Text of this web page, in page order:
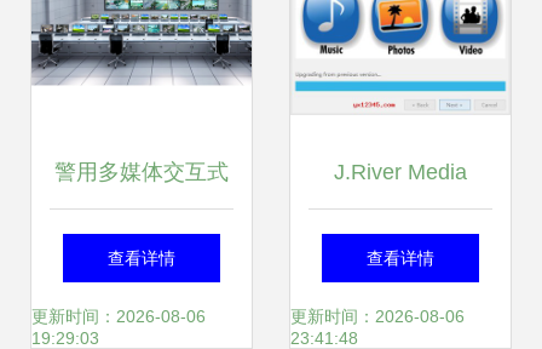
警用多媒体交互式
指挥中心解决方案
构建智能化警务指
查看详情
更新时间：2026-08-06
19:29:03
J.River Media
Center中文无限制
版 多功能多媒体影
查看详情
更新时间：2026-08-06
23:41:48